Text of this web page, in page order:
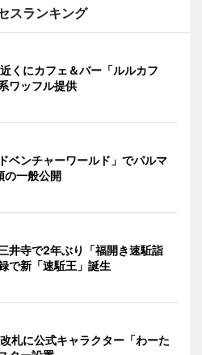
スランキング
くにカフェ＆バー「ルルカフ
ワッフル提供
ベンチャーワールド」でパルマ
の一般公開
井寺で2年ぶり「福開き速駈詣
で新「速駈王」誕生
札に公式キャラクター「わーた